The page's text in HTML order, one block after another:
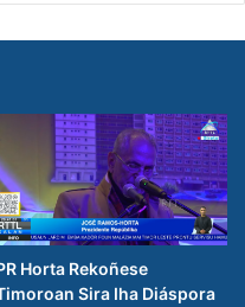
Horta Rekoñese
Sira Iha Diáspora